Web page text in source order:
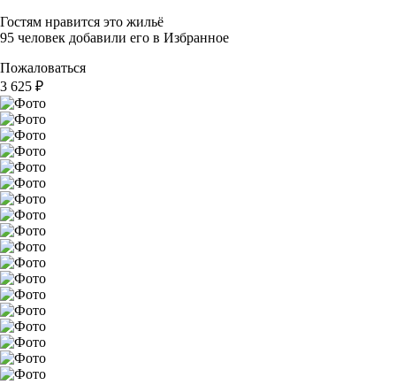
Гостям нравится это жильё
95 человек добавили его в Избранное
Пожаловаться
3 625 ₽